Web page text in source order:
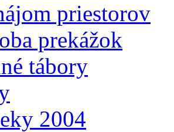
priestorov
prekážok
tábory
2004